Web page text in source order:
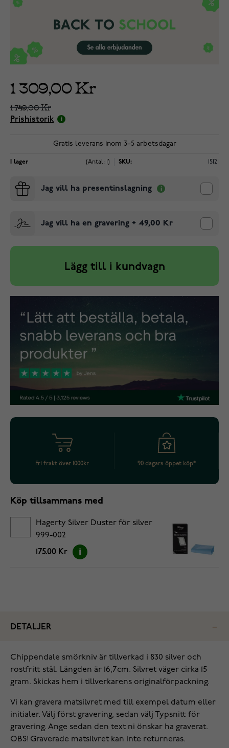
1 309,00 Kr
1 749,00 Kr
Prishistorik
Gratis leverans inom 3–5 arbetsdagar
I lager (Antal: 1) SKU: 15121
Jag vill ha presentinslagning
Jag vill ha en gravering + 49,00 Kr
Lägg till i kundvagn
Fri frakt över 1000kr 90 dagars öppet köp*
Köp tillsammans med
Hagerty Silver Duster för silver
999-002
175.00 Kr
DETALJER
Chippendale smörkniv är tillverkad i 830 silver och
rostfritt stål. Längden är 16,7cm. Silvret väger cirka 15
gram. Skickas hem i tillverkarens originalförpackning.
Vi kan gravera matsilvret med till exempel datum eller
initialer. Välj först gravering, sedan välj Typsnitt för
gravering. Ange sedan den text ni önskar ha graverat.
OBS! Graverade matsilvret kan inte returneras.